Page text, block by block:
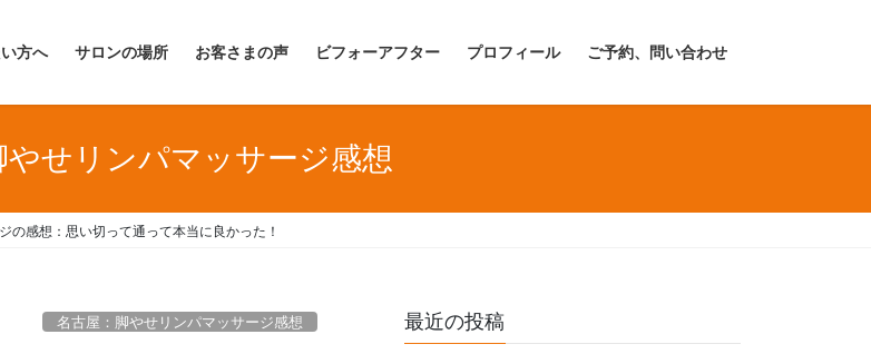
方へ サロンの場所 お客さまの声 ビフォーアフター プロフィール ご予約、問い合わせ
やせリンパマッサージ感想
の感想：思い切って通って本当に良かった！
名古屋：脚やせリンパマッサージ感想 最近の投稿